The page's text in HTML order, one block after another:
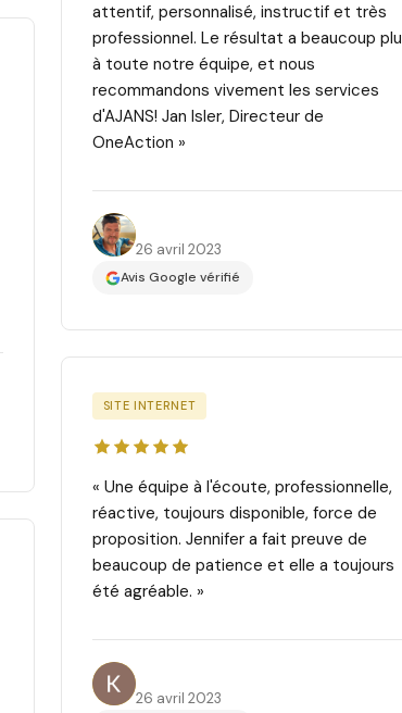
attentif, personnalisé, instructif et très
professionnel. Le résultat a beaucoup plu
à toute notre équipe, et nous
recommandons vivement les services
d'AJANS! Jan Isler, Directeur de
OneAction »
Jan I.
26 avril 2023
Avis Google vérifié
SITE INTERNET
« Une équipe à l'écoute, professionnelle,
réactive, toujours disponible, force de
proposition. Jennifer a fait preuve de
beaucoup de patience et elle a toujours
été agréable. »
Karim Ait H.
26 avril 2023